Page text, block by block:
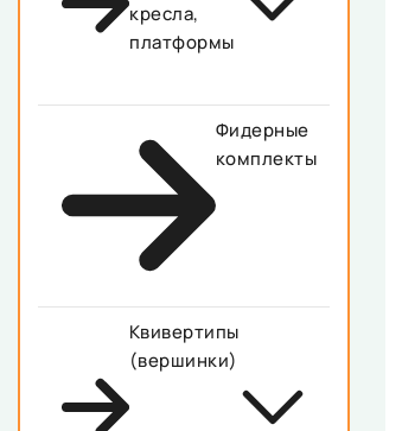
кресла,
платформы
Фидерные
комплекты
Квивертипы
(вершинки)